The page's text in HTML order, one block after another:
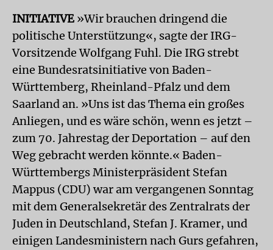
INITIATIVE »Wir brauchen dringend die
politische Unterstützung«, sagte der IRG-
Vorsitzende Wolfgang Fuhl. Die IRG strebt
eine Bundesratsinitiative von Baden-
Württemberg, Rheinland-Pfalz und dem
Saarland an. »Uns ist das Thema ein großes
Anliegen, und es wäre schön, wenn es jetzt –
zum 70. Jahrestag der Deportation – auf den
Weg gebracht werden könnte.« Baden-
Württembergs Ministerpräsident Stefan
Mappus (CDU) war am vergangenen Sonntag
mit dem Generalsekretär des Zentralrats der
Juden in Deutschland, Stefan J. Kramer, und
einigen Landesministern nach Gurs gefahren,